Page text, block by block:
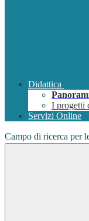
Didattica
I progetti
Servizi Online
Campo di ricerca per